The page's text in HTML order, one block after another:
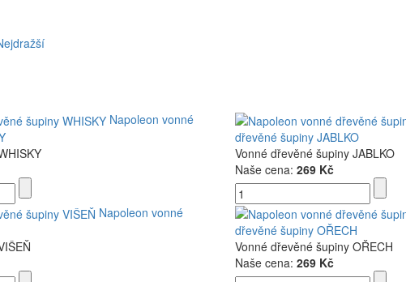
Napoleon vonné
dřevěné šupiny JABLKO
Vonné dřevěné šupiny JABLKO
Naše cena:269 Kč
Napoleon vonné
dřevěné šupiny OŘECH
Vonné dřevěné šupiny OŘECH
Naše cena:269 Kč